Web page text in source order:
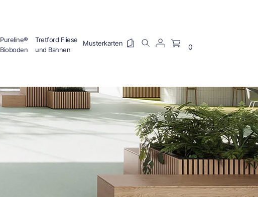
Pureline®
Bioboden
Tretford Fliese
und Bahnen
0